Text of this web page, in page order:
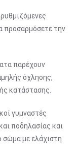
προσαρμόσετε την
παρέχουν
όχλησης,
κατάστασης.
γυμναστές
ποδηλασίας και
σώμα με ελάχιστη